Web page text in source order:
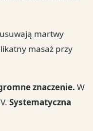
martwy
masaż przy
znaczenie. W
Systematyczna